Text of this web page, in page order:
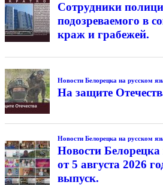
Сотрудники
подозреваемого в
краж и грабежей.
Новости Белорецка на русском
На защите
Новости Белорецка на русском
Новости
от 5 августа 2026
выпуск.